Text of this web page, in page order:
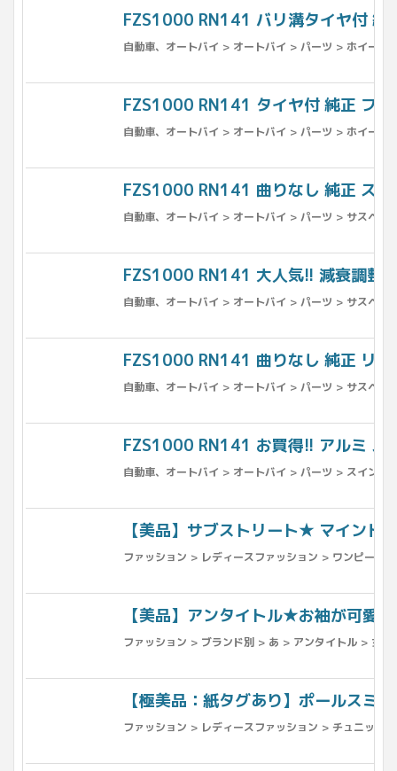
FZS1000 RN141 バリ溝タイヤ付
自動車、オートバイ > オートバイ > パーツ > ホイール
FZS1000 RN141 タイヤ付 純正 フ
自動車、オートバイ > オートバイ > パーツ > ホイール
FZS1000 RN141 曲りなし 純正 ス
自動車、オートバイ > オートバイ > パーツ > サスペン
FZS1000 RN141 大人気!! 減衰調整
自動車、オートバイ > オートバイ > パーツ > サスペン
FZS1000 RN141 曲りなし 純正 リ
自動車、オートバイ > オートバイ > パーツ > サスペン
FZS1000 RN141 お買得!! アルミ ス
自動車、オートバイ > オートバイ > パーツ > スイング
【美品】サブストリート★ マインド
ファッション > レディースファッション > ワンピース
【美品】アンタイトル★お袖が可愛
ファッション > ブランド別 > あ > アンタイトル > 女
【極美品：紙タグあり】ポールス
ファッション > レディースファッション > チュニック